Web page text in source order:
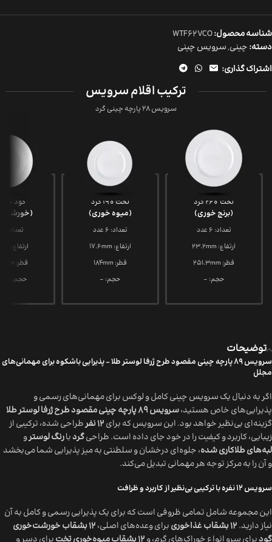
شناسه محصول:WTF62VCO
دسته:چینی,سرویس چینی
اشتراک گذاری:
ترکیب اقلام سرویس
سرویس 28 پارچه چینی گرد
تخت 260 گرد
(برنج خوری)
تعداد: 6 عدد
ارتفاع: 23.2mm
قطر: 251.3mm
حجم: -
تخت 190 گرد
(میوه خوری)
تعداد: 6 عدد
ارتفاع: 17.6mm
قطر: 184mm
حجم: -
گود 230 گرد
(خورشت
تعداد: 6 عدد
ارتفاع: 38.6mm
قطر: 225.3mm
حجم: 272.8ml
توضیحات
سرویس 89 پارچه چینی مقصود طرح ژرفا لوستر طلا – پذیرایی باشکوه برای مهمانی‌های
مجلل
اگر به دنبال یک سرویس چینی کامل و لوکس برای مهمانی‌های رسمی و
پذیرایی‌های خاص هستید،سرویس 89 پارچه چینی مقصود طرح ژرفا لوستر طلا
گزینه‌ای بی‌نظیر خواهد بود. این سرویس که برای12 نفر
طراحی شده، ترکیبی از
زیبایی، کاربرد و کیفیت را در خود جای داده است. طراحیگردبارنگ لوسترو
لبه‌های طلاکاری شده، جلوه‌ای درخشان و سلطنتی به میز پذیرایی شما می‌بخشد
و آن را به مرکز توجه هر مهمانی تبدیل می‌کند.
سرویس 12 نفره با ترکیبی بی‌نظیر از کاربرد و ظرافت
این مجموعه شامل تمامی ظروفی است که برای یک پذیرایی رسمی و کامل به آن
نیاز دارید.12 بشقاب غذاخوری برای وعده‌های اصلی،
12 بشقاب خورشت‌خوری